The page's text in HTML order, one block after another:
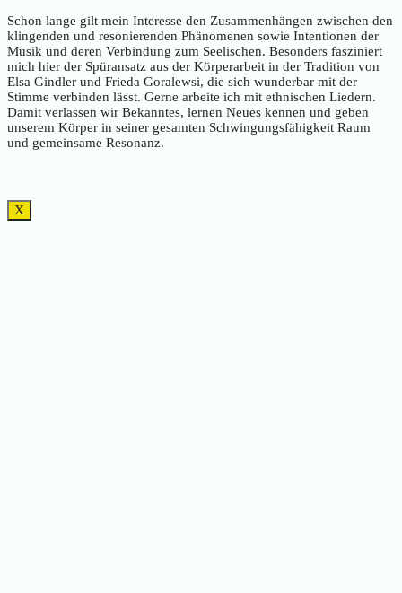
Schon lange gilt mein Interesse den Zusammenhängen zwischen den
klingenden und resonierenden Phänomenen sowie Intentionen der
Musik und deren Verbindung zum Seelischen. Besonders fasziniert
mich hier der Spüransatz aus der Körperarbeit in der Tradition von
Elsa Gindler und Frieda Goralewsi, die sich wunderbar mit der
Stimme verbinden lässt. Gerne arbeite ich mit ethnischen Liedern.
Damit verlassen wir Bekanntes, lernen Neues kennen und geben
unserem Körper in seiner gesamten Schwingungsfähigkeit Raum
und gemeinsame Resonanz.
X